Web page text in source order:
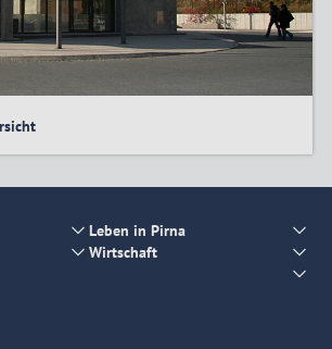
Leben in Pirna
Wirtschaft